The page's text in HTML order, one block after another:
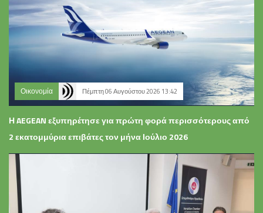
Οικονομία Πέμπτη 06 Αυγούστου 2026 13:42
Η AEGEAN εξυπηρέτησε για πρώτη φορά περισσότερους από
2 εκατομμύρια επιβάτες τον μήνα Ιούλιο 2026